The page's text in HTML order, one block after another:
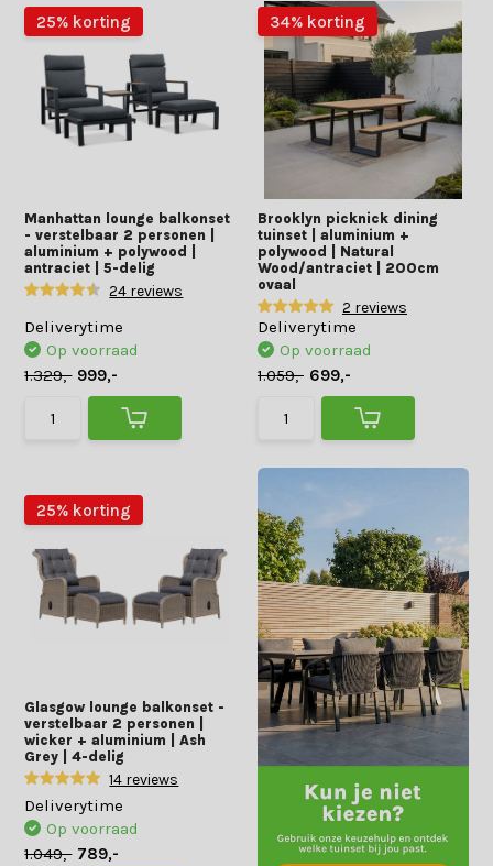
25% korting
Manhattan lounge balkonset
- verstelbaar 2 personen |
aluminium + polywood |
antraciet | 5-delig
24 reviews
Deliverytime
Op voorraad
1.329,- 999,-
34% korting
Brooklyn picknick dining
tuinset | aluminium +
polywood | Natural
Wood/antraciet | 200cm
ovaal
2 reviews
Deliverytime
Op voorraad
1.059,- 699,-
25% korting
Glasgow lounge balkonset -
verstelbaar 2 personen |
wicker + aluminium | Ash
Grey | 4-delig
14 reviews
Deliverytime
Op voorraad
1.049,- 789,-